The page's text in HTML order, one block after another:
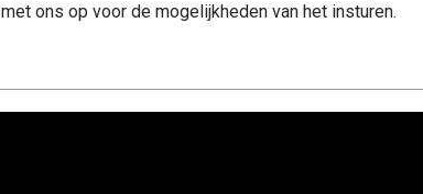
met ons op voor de mogelijkheden van het insturen.